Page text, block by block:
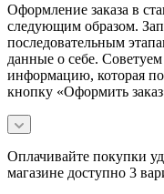
Оформление заказа в
следующим образом.
последовательным
данные о себе.
информацию, которая
кнопку «Оформить
Оплачивайте покупки
магазине доступно 3